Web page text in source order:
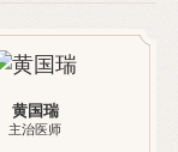
黄国瑞
主治医师